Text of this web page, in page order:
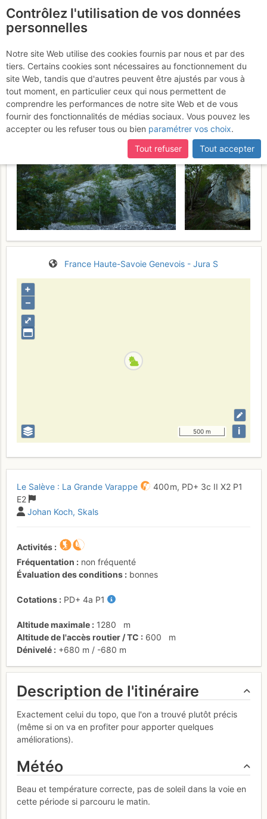
certaines pages ne sont plus accessibles, manquantes ou
incomplètes, déconnectez-vous puis reconnectez-vous à votre
compte sur le site.
Le Salève : Les Grandes
Varappes
Dimanche 25 septembre 2016
France Haute-Savoie Genevois - Jura S
⤢
+
–
500 m i
Le Salève : La Grande Varappe 400 m, PD+ 3c II X2 P1
E2
Johan Koch Skals
Activités
Fréquentation
non fréquenté
Évaluation des conditions
bonnes
Cotations PD+ 4a P1
Altitude maximale 1280
m
Altitude de l'accès routier / TC
600
m
Dénivelé
+680 m / -680 m
Description de l'itinéraire
Exactement celui du topo, que l'on a trouvé plutôt précis
(même si on va en profiter pour apporter quelques
améliorations).
Météo
Beau et température correcte, pas de soleil dans la voie en
cette période si parcouru le matin.
Contrôlez l'utilisation de vos données
personnelles
Notre site Web utilise des cookies fournis par nous et par des
tiers. Certains cookies sont nécessaires au fonctionnement du
site Web, tandis que d'autres peuvent être ajustés par vous à
tout moment, en particulier ceux qui nous permettent de
comprendre les performances de notre site Web et de vous
fournir des fonctionnalités de médias sociaux. Vous pouvez les
accepter ou les refuser tous ou bien paramétrer vos choix.
Tout refuser
Tout accepter